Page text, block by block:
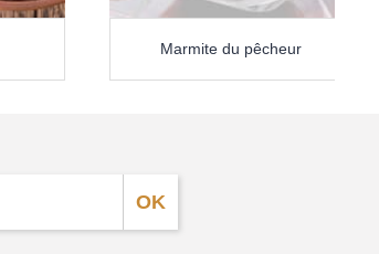
Marmite du pêcheur